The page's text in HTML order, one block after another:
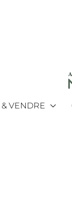
VENDRE